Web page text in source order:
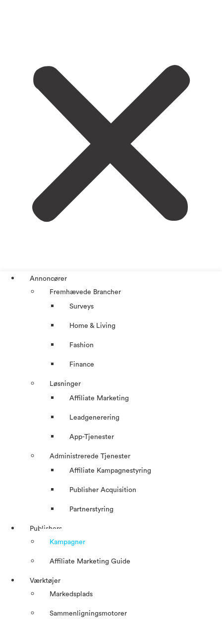
Annoncører
Fremhævede Brancher
Surveys
Home & Living
Fashion
Finance
Løsninger
Affiliate Marketing
Leadgenerering
App-Tjenester
Administrerede Tjenester
Affiliate Kampagnestyring
Publisher Acquisition
Partnerstyring
Publishers
Kampagner
Affiliate Marketing Guide
Værktøjer
Markedsplads
Sammenligningsmotorer